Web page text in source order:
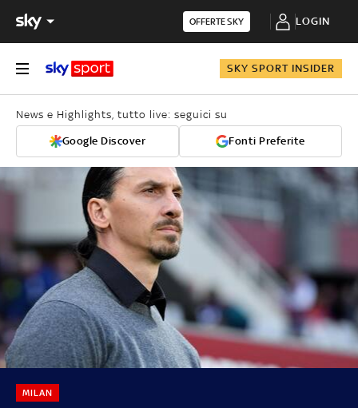
OFFERTE SKY LOGIN
SKY SPORT INSIDER
News e Highlights, tutto live: seguici su
Google Discover Fonti Preferite
MILAN